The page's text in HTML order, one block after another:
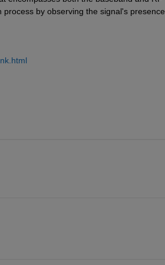
by observing the signal's presence